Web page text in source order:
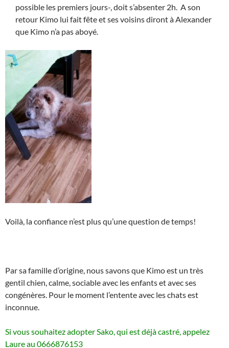
possible les premiers jours-, doit s’absenter 2h. A son
retour Kimo lui fait fête et ses voisins diront à Alexander
que Kimo n’a pas aboyé.
Voilà, la confiance n’est plus qu’une question de temps!
Par sa famille d’origine, nous savons que Kimo est un très
gentil chien, calme, sociable avec les enfants et avec ses
congénères. Pour le moment l’entente avec les chats est
inconnue.
Si vous souhaitez adopter Sako, qui est déjà castré, appelez
Laure au 0666876153